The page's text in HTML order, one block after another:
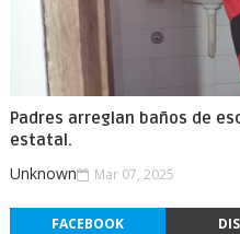
Padres arreglan baños de
estatal.
Unknown Mar 07, 2025
FACEBOOK